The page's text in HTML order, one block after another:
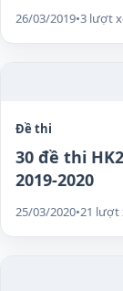
26/03/2019•3 lượt
Đề thi
30 đề thi
2019-2020
25/03/2020•21 lượt